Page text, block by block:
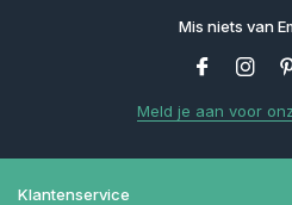
Mis niets van
Meld je aan voor
Klantenservice